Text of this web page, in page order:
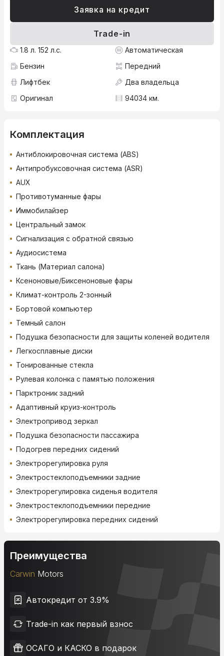
Заявка на кредит
Trade-in
1.8 л. 152 л.с.
Автоматическая
Бензин
Передний
Лифтбек
Два владельца
Оригинал
94034 км.
Комплектация
Антиблокировочная система (ABS)
Антипробуксовочная система (ASR)
AUX
Противотуманные фары
Иммобилайзер
Центральный замок
Сигнализация с обратной связью
Аудиосистема
Ткань (Материал салона)
Ксеноновые/Биксеноновые фары
Климат-контроль 2-зонный
Бортовой компьютер
Темный салон
Подушка безопасности для защиты коленей водителя
Легкосплавные диски
Тонированные стекла
Рулевая колонка с памятью положения
Парктроник задний
Адаптивный круиз-контроль
Электропривод зеркал
Подушка безопасности пассажира
Подогрев передних сидений
Электрорегулировка руля
Электростеклоподъемники задние
Электрорегулировка сиденья водителя
Электростеклоподъемники передние
Электрорегулировка передних сидений
Преимущества
Carwin Motors
Автокредит от 3.9%
Trade-in как первый взнос
ОСАГО и КАСКО в подарок